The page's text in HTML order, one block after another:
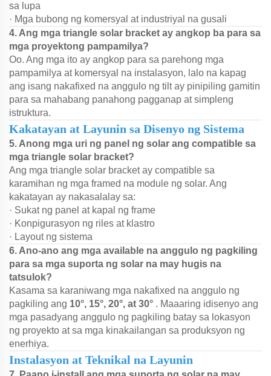
sa lupa
· Mga bubong ng komersyal at industriyal na gusali
4. Ang mga triangle solar bracket ay angkop ba para sa
mga proyektong pampamilya?
Oo. Ang mga ito ay angkop para sa parehong mga
pampamilya at komersyal na instalasyon, lalo na kapag
ang isang nakafixed na anggulo ng tilt ay pinipiling gamitin
para sa mahabang panahong pagganap at simpleng
istruktura.
Kakatayan at Layunin sa Disenyo ng Sistema
5. Anong mga uri ng panel ng solar ang compatible sa
mga triangle solar bracket?
Ang mga triangle solar bracket ay compatible sa
karamihan ng mga framed na module ng solar. Ang
kakatayan ay nakasalalay sa:
· Sukat ng panel at kapal ng frame
· Konpigurasyon ng riles at klastro
· Layout ng sistema
6. Ano-ano ang mga available na anggulo ng pagkiling
para sa mga suporta ng solar na may hugis na
tatsulok?
Kasama sa karaniwang mga nakafixed na anggulo ng
pagkiling ang 10°, 15°, 20°, at 30° . Maaaring idisenyo ang
mga pasadyang anggulo ng pagkiling batay sa lokasyon
ng proyekto at sa mga kinakailangan sa produksyon ng
enerhiya.
Instalasyon at Teknikal na Layunin